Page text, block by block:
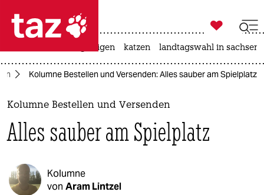
 taz zahl ich
taz zahl ich
themen
politik
öko
gesellschaft

taz zahl ich
bergsteigen katzen landtagswahl in
Kolumne Bestellen und Versenden: Alles sauber am Spielplatz
Kolumne Bestellen und Versenden
Alles sauber am Spielplatz
Kolumne
von Aram Lintzel